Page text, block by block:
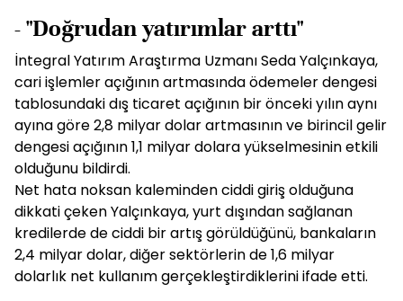
- "Doğrudan yatırımlar arttı"
İntegral Yatırım Araştırma Uzmanı Seda Yalçınkaya,
cari işlemler açığının artmasında ödemeler dengesi
tablosundaki dış ticaret açığının bir önceki yılın aynı
ayına göre 2,8 milyar dolar artmasının ve birincil gelir
dengesi açığının 1,1 milyar dolara yükselmesinin etkili
olduğunu bildirdi.
Net hata noksan kaleminden ciddi giriş olduğuna
dikkati çeken Yalçınkaya, yurt dışından sağlanan
kredilerde de ciddi bir artış görüldüğünü, bankaların
2,4 milyar dolar, diğer sektörlerin de 1,6 milyar
dolarlık net kullanım gerçekleştirdiklerini ifade etti.